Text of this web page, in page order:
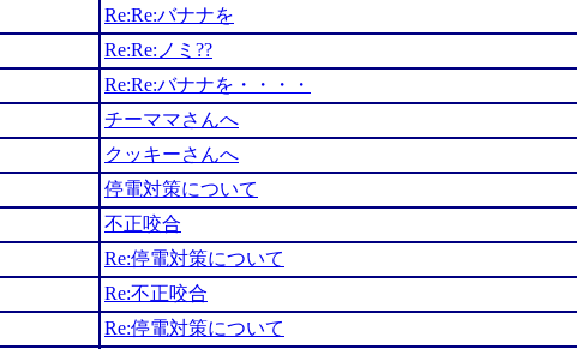
Re:Re:バナナを
Re:Re:ノミ??
Re:Re:バナナを・・・・
チーママさんへ
クッキーさんへ
停電対策について
不正咬合
Re:停電対策について
Re:不正咬合
Re:停電対策について